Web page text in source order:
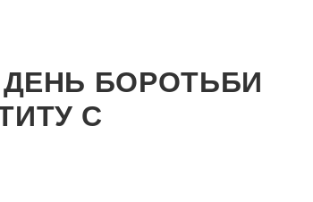
ДЕНЬ БОРОТЬБИ
С